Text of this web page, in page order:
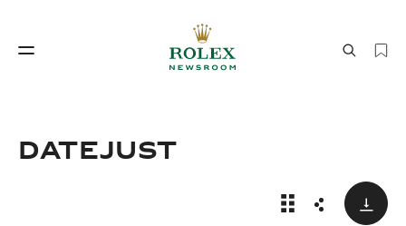
Datejust
Rolex Datejust錶
下載